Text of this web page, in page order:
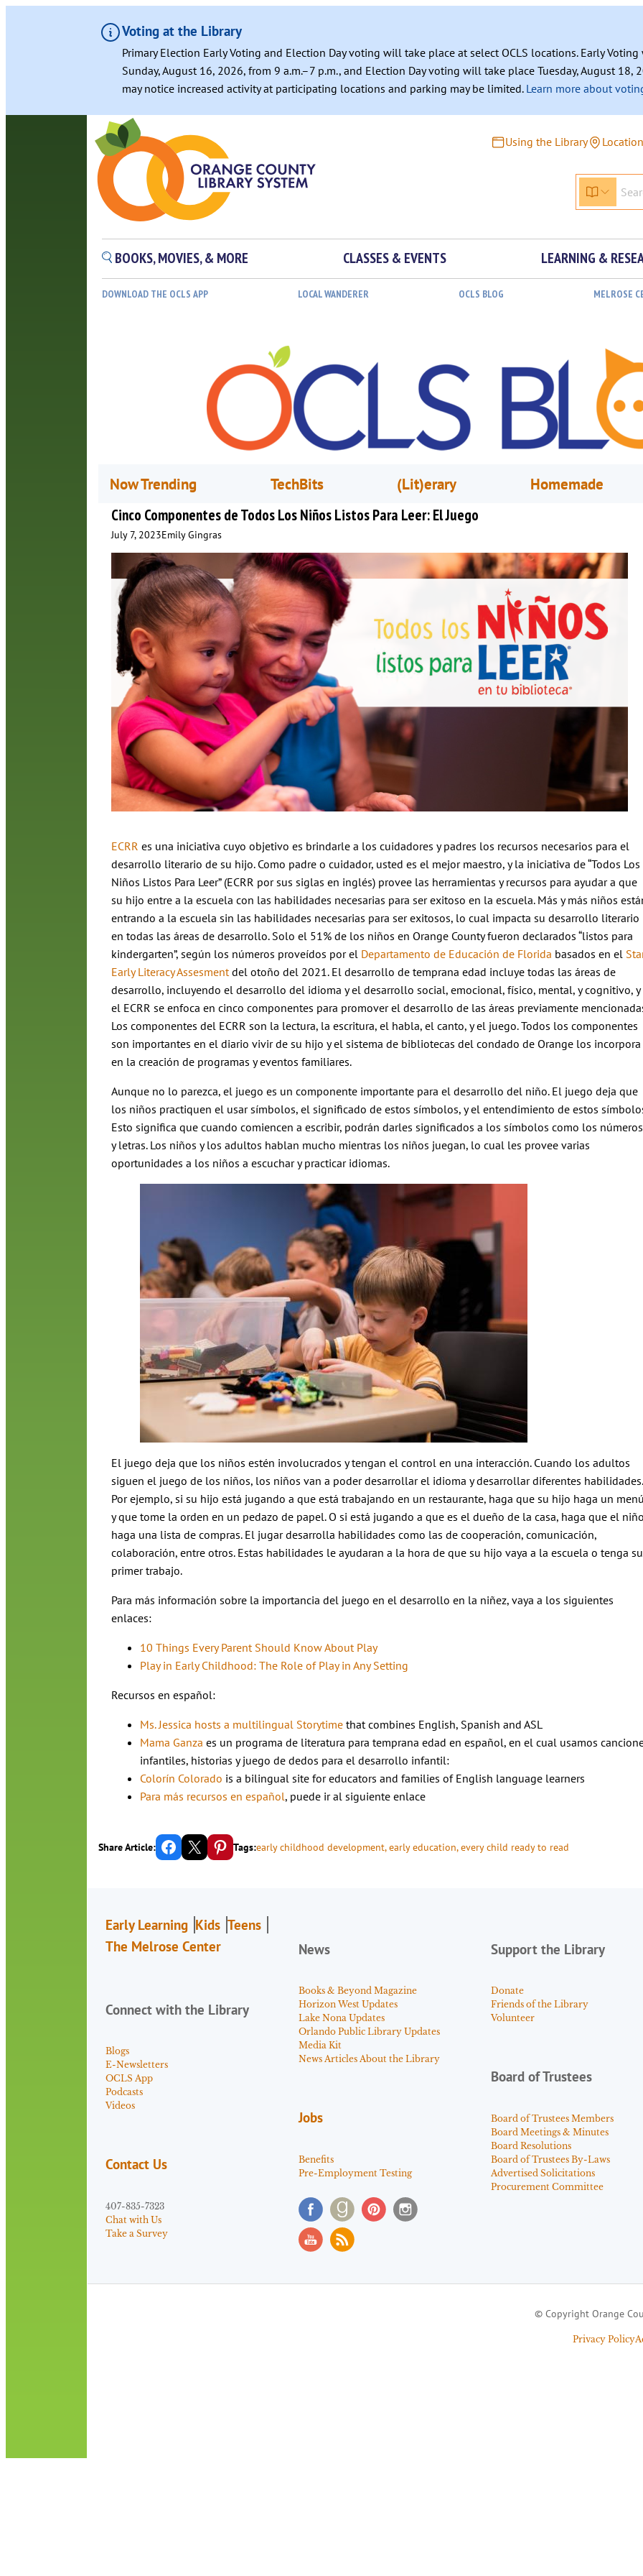
Voting at the Library
Primary Election Early Voting and Election Day voting will take place at select OCLS locations. Early
Sunday, August 16, 2026, from 9 a.m.–7 p.m., and Election Day voting will take place Tuesday, August 18,
may notice increased activity at participating locations and parking may be limited. Learn more about
Using the Library
BOOKS, MOVIES, & MORE CLASSES & EVENTS LEARNING &
DOWNLOAD THE OCLS APP LOCAL WANDERER OCLS BLOG MELROSE
Now Trending TechBits (Lit)erary
Homemade
Cinco Componentes de Todos Los Niños Listos Para Leer: El Juego
July 7, 2023Emily Gingras
ECRR es una iniciativa cuyo objetivo es brindarle a los cuidadores y padres los recursos necesarios para el
desarrollo literario de su hijo. Como padre o cuidador, usted es el mejor maestro, y la iniciativa de “Todos Los
Niños Listos Para Leer” (ECRR por sus siglas en inglés) provee las herramientas y recursos para ayudar a que
su hijo entre a la escuela con las habilidades necesarias para ser exitoso en la escuela. Más y más niños
entrando a la escuela sin las habilidades necesarias para ser exitosos, lo cual impacta su desarrollo literario
en todas las áreas de desarrollo. Solo el 51% de los niños en Orange County fueron declarados “listos para
kindergarten”, según los números proveídos por el Departamento de Educación de Florida basados en el
Early Literacy Assesmentdel otoño del 2021. El desarrollo de temprana edad incluye todas las áreas de
desarrollo, incluyendo el desarrollo del idioma y el desarrollo social, emocional, físico, mental, y cognitivo, y
el ECRR se enfoca en cinco componentes para promover el desarrollo de las áreas previamente
Los componentes del ECRR son la lectura, la escritura, el habla, el canto, y el juego. Todos los componentes
son importantes en el diario vivir de su hijo y el sistema de bibliotecas del condado de Orange los incorpora
en la creación de programas y eventos familiares.
Aunque no lo parezca, el juego es un componente importante para el desarrollo del niño. El juego deja que
los niños practiquen el usar símbolos, el significado de estos símbolos, y el entendimiento de estos
Esto significa que cuando comiencen a escribir, podrán darles significados a los símbolos como los números
y letras. Los niños y los adultos hablan mucho mientras los niños juegan, lo cual les provee varias
oportunidades a los niños a escuchar y practicar idiomas.
El juego deja que los niños estén involucrados y tengan el control en una interacción. Cuando los adultos
siguen el juego de los niños, los niños van a poder desarrollar el idioma y desarrollar diferentes habilidades.
Por ejemplo, si su hijo está jugando a que está trabajando en un restaurante, haga que su hijo haga un
y que tome la orden en un pedazo de papel. O si está jugando a que es el dueño de la casa, haga que el
haga una lista de compras. El jugar desarrolla habilidades como las de cooperación, comunicación,
colaboración, entre otros. Estas habilidades le ayudaran a la hora de que su hijo vaya a la escuela o tenga su
primer trabajo.
Para más información sobre la importancia del juego en el desarrollo en la niñez, vaya a los siguientes
enlaces:
10 Things Every Parent Should Know About Play
Play in Early Childhood: The Role of Play in Any Setting
Recursos en español:
Ms. Jessica hosts a multilingual Storytimethat combines English, Spanish and ASL
Mama Ganza es un programa de literatura para temprana edad en español, en el cual usamos
infantiles, historias y juego de dedos para el desarrollo infantil:
Colorín Colorado is a bilingual site for educators and families of English language learners
Para más recursos en español, puede ir al siguiente enlace
Share Article: Share on Facebook Email this Page Share on Pinterest Tags:early childhood development, early education, every child ready to read
Early Learning Kids Teens
The Melrose Center
Connect with the Library
Blogs
E-Newsletters
OCLS App
Podcasts
Videos
Contact Us
407-835-7323
Chat with Us
Take a Survey
News
Books & Beyond Magazine
Horizon West Updates
Lake Nona Updates
Orlando Public Library Updates
Media Kit
News Articles About the Library
Jobs
Benefits
Pre-Employment Testing
Support the Library
Donate
Friends of the Library
Volunteer
Board of Trustees
Board of Trustees Members
Board Meetings & Minutes
Board Resolutions
Board of Trustees By-Laws
Advertised Solicitations
Procurement Committee
© Copyright Orange
Privacy Policy